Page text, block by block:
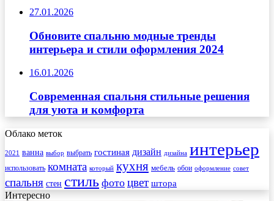
27.01.2026
Обновите спальню модные тренды
интерьера и стили оформления 2024
16.01.2026
Современная спальня стильные решения
для уюта и комфорта
Облако меток
2021 ванна выбор выбрать гостиная дизайн дизайна интерьер
использовать комната который кухня мебель обои оформление совет
спальня стен стиль фото цвет штора
Интересно